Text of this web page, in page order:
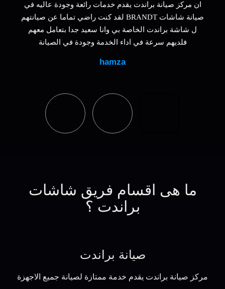
ان مركز صيانة براندت يقدم خدمات رائعة وجودة عاليه في
صيانة شاشات BRANDT لقد كنت راضي تماما عن صيانتهم
ل شاشة براندت الخاصة بي وانا سعيد جدا بتعامل معهم
فلديهم سرعة في اداء الخدمة وجودة في الصيانة
hamza
ما هى اقسام فريق شاشات
براندت ؟
صيانة براندت
مركز صيانة براندت يقدم خدمة ممتازة لصيانة جميع الاجهزة